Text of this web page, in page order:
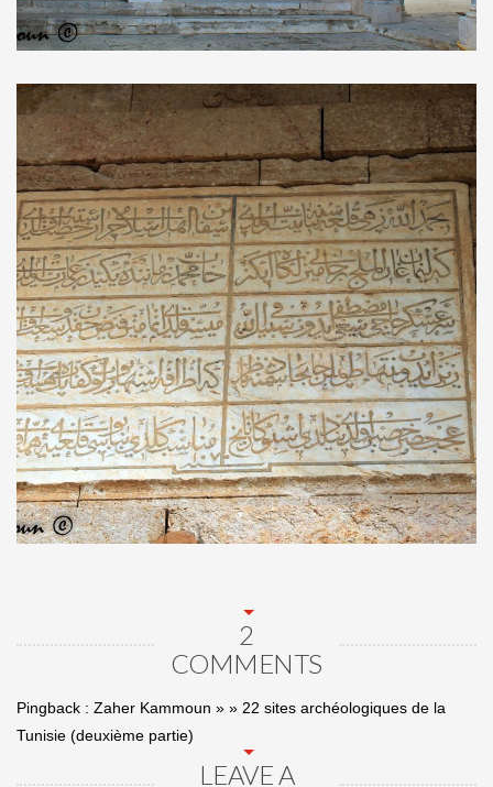
2
COMMENTS
Pingback : Zaher Kammoun » » 22 sites archéologiques de la
Tunisie (deuxième partie)
LEAVE A